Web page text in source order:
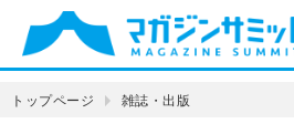
トップページ 雑誌・出版